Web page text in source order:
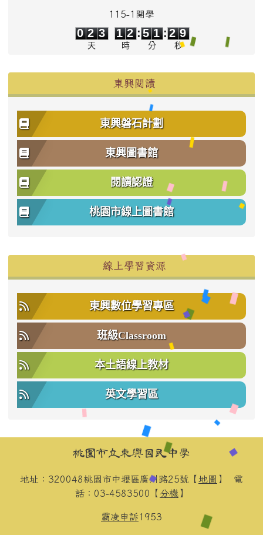
115-1開學
0 2 3
天
1
1
2
2
時
:
5
5
1
1
分
: 2
8
9
秒
東興閱讀
東興磐石計劃
東興圖書館
閱讀認證
桃園市線上圖書館
線上學習資源
東興數位學習專區
班級Classroom
本土語線上教材
英文學習區
頁尾區域內容桃園市立東興國民中學
地址：320048桃園市中壢區廣州路25號【 地圖 】 電
話：03-4583500【 分機 】
霸凌申訴1953